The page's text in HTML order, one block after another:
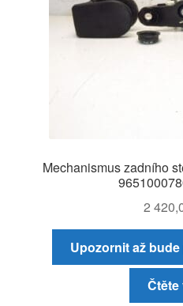
Mechanismus zadního
2
Upozornit až
Čtěte